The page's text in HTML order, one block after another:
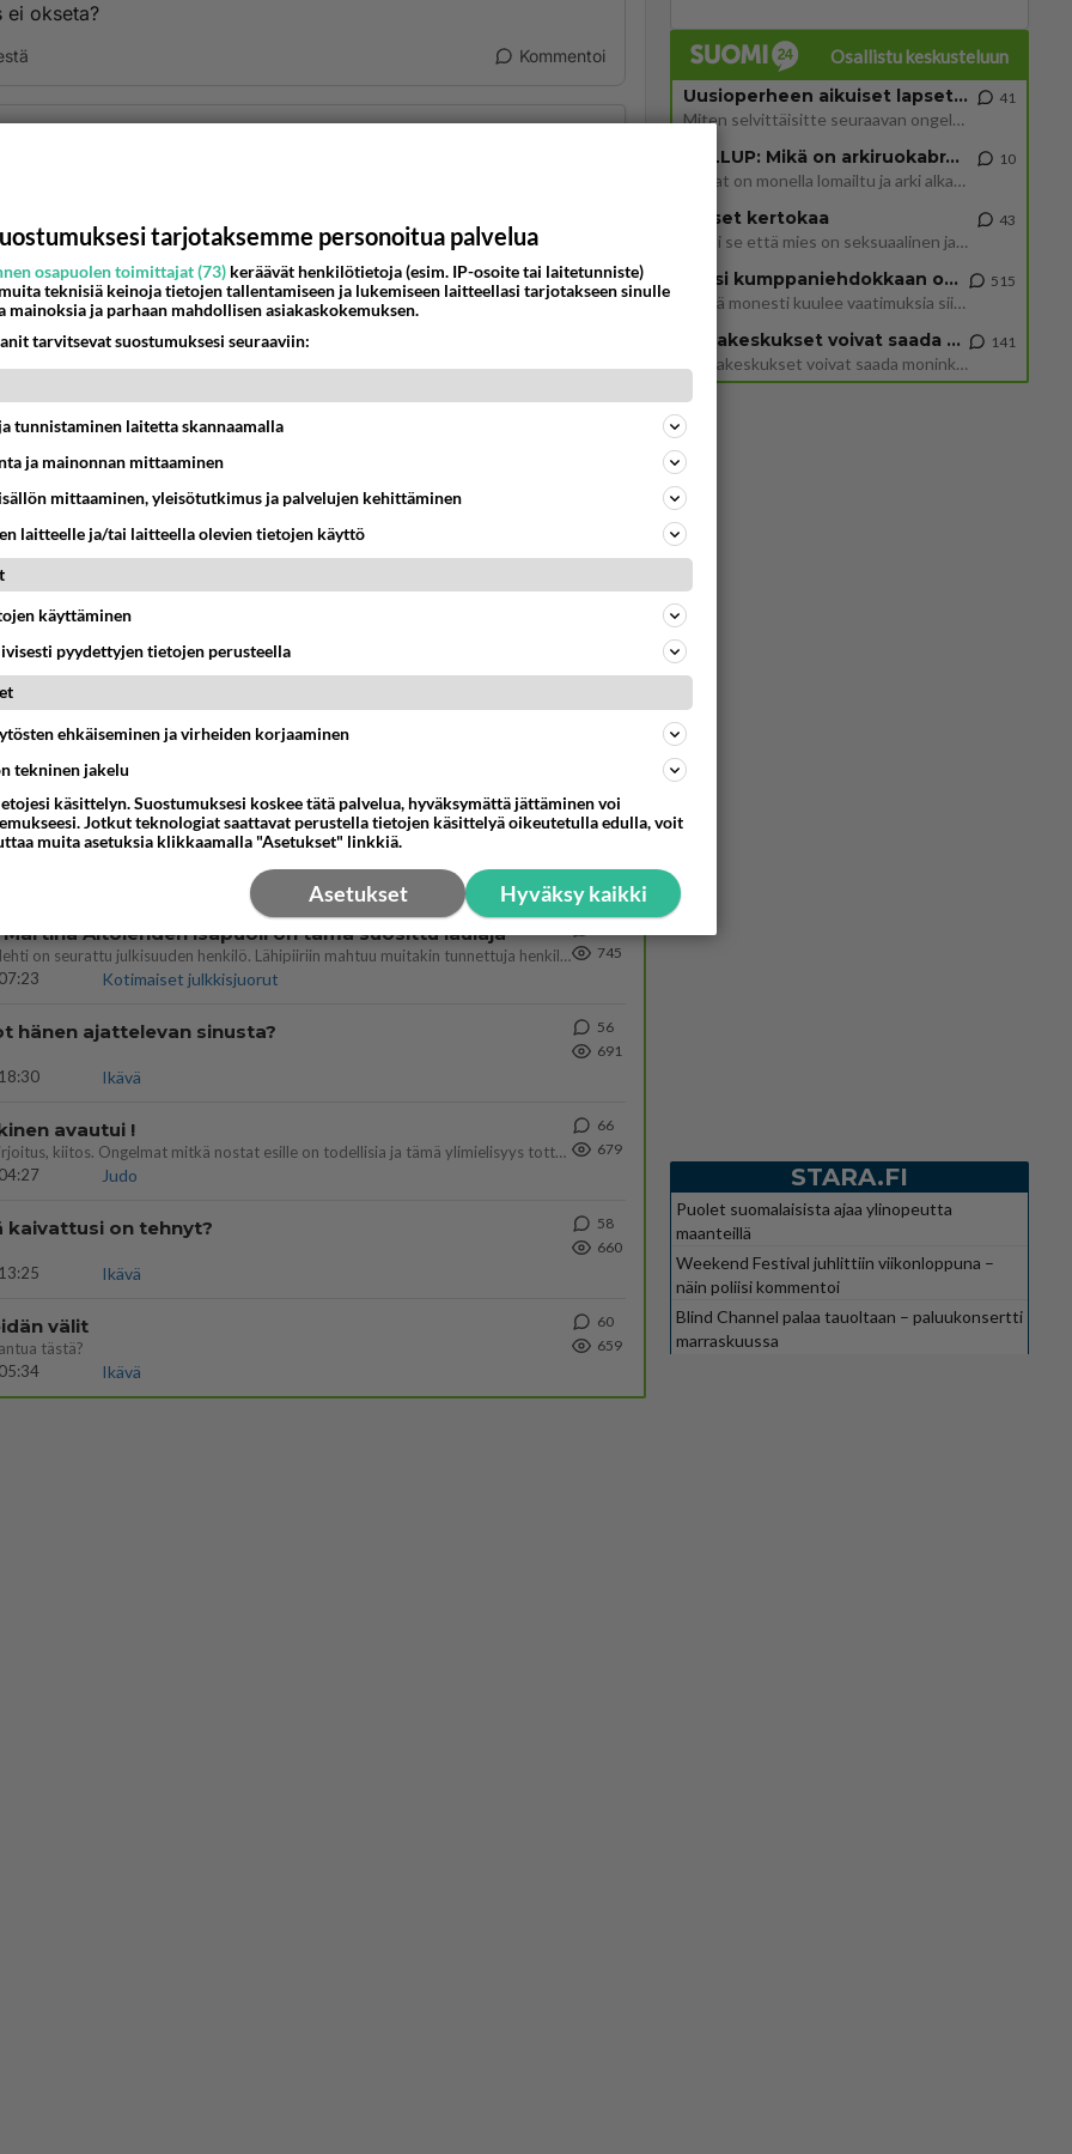
ei okseta?
Kommentoi
Ketjusta on poistettu sääntöjenvastaista viestiä.
Takaisin ylös
KESKUSTELUT
parisuhteessa?
Sinkut
liian pitkä koulumatka
Hesarissa päivitellään lapset joutuu nyt kulkemaan 2 km kouluun jösses. Ruostefillarilla tuo matka menee vaikka miten äk
808
ja kaivattuasi
Ikävä
40
Aitolehden isäpuoli on tämä suosittu laulaja
Martina Aitolehti on seurattu julkisuuden henkilö. Lähipiiriin mahtuu muitakin tunnettuja henkilöitä. Tiesitkö, että Ma
Kotimaiset julkkisjuorut
745
hänen ajattelevan sinusta?
Ikävä
56
691
avautui !
Olipa hyvä kirjoitus, kiitos. Ongelmat mitkä nostat esille on todellisia ja tämä ylimielisyys totta ja se näkyy kaikessa
Judo
66
679
kaivattusi on tehnyt?
Ikävä
58
660
välit
tästä?
Ikävä
60
659
Osallistu keskusteluun
Uusioperheen aikuiset lapset tyhjentää jääkaapin käydessään
Miten selvittäisitte seuraavan ongelman, meillä on uusioperhe, minulla teini-ikäiset lapset ja puolisolla aikuiset, jotk
41
GALLUP: Mikä on arkiruokabravuurisi?
Lomat on monella lomailtu ja arki alkaa. Se voi tarkoittaa myös sitä, että grillailut on grillattu ja palataan arjen ruo
10
Naiset kertokaa
Miksi se että mies on seksuaalinen ja haluaa seksiä ja te olette hänen mielestänne haluttava on vastenmielistä? Mikä sii
43
Miksi kumppaniehdokkaan oma elämä on teille ongelma?
Täällä monesti kuulee vaatimuksia siitä, että kumppaniehdokkaalla ei saisi olla lemmikkejä, lapsia, kavereita, eksiä, su
515
Datakeskukset voivat saada moninkertaisesti enemmän palautuksia kuin mitä ne maksavat veroja
”Datakeskukset voivat saada moninkertaisesti enemmän palautuksia kuin mitä ne maksavat veroja”, sanoo professori Jussi K
141
STARA.FI
Puolet suomalaisista ajaa ylinopeutta
maanteillä
Weekend Festival juhlittiin viikonloppuna –
näin poliisi kommentoi
Blind Channel palaa tauoltaan – paluukonsertti
marraskuussa
tarjotaksemme personoitua palvelua
osapuolen toimittajat (73) keräävät henkilötietoja (esim. IP-osoite tai laitetunniste)
teknisiä keinoja tietojen tallentamiseen ja lukemiseen laitteellasi tarjotakseen sinulle
ja parhaan mahdollisen asiakaskokemuksen.
tarvitsevat suostumuksesi seuraaviin:
tunnistaminen laitetta skannaamalla
ja mainonnan mittaaminen
mittaaminen, yleisötutkimus ja palvelujen kehittäminen
laitteelle ja/tai laitteella olevien tietojen käyttö
käyttäminen
pyydettyjen tietojen perusteella
ehkäiseminen ja virheiden korjaaminen
tekninen jakelu
käsittelyn. Suostumuksesi koskee tätä palvelua, hyväksymättä jättäminen voi
Jotkut teknologiat saattavat perustella tietojen käsittelyä oikeutetulla edulla, voit
muita asetuksia klikkaamalla "Asetukset" linkkiä.
Hyväksy kaikki
Asetukset